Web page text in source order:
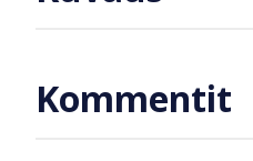
Kommentit